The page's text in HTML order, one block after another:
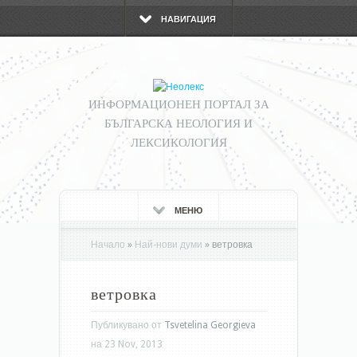
НАВИГАЦИЯ
ИНФОРМАЦИОНЕН ПОРТАЛ ЗА
БЪЛГАРСКА НЕОЛОГИЯ И
ЛЕКСИКОЛОГИЯ
МЕНЮ
Начало » Най-нови думи » ветровка
ветровка
Публикувано от Tsvetelina Georgieva
на 23 Nov, 2013